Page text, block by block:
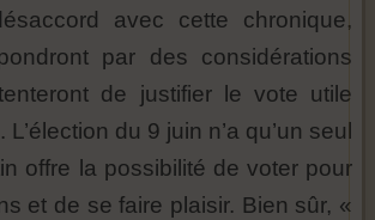
avec cette chronique,
par des considérations
de justifier le vote utile
du 9 juin n’a qu’un seul
offre la possibilité de voter pour
et de se faire plaisir. Bien sûr, «